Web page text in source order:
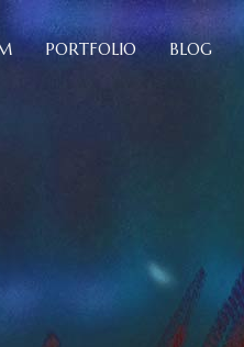
PORTFOLIO BLOG
Headings
Highlights